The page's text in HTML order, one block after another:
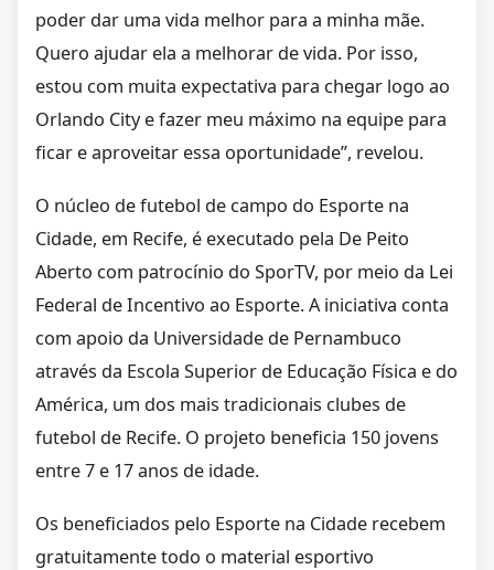
poder dar uma vida melhor para a minha mãe.
Quero ajudar ela a melhorar de vida. Por isso,
estou com muita expectativa para chegar logo ao
Orlando City e fazer meu máximo na equipe para
ficar e aproveitar essa oportunidade”, revelou.
O núcleo de futebol de campo do Esporte na
Cidade, em Recife, é executado pela De Peito
Aberto com patrocínio do SporTV, por meio da Lei
Federal de Incentivo ao Esporte. A iniciativa conta
com apoio da Universidade de Pernambuco
através da Escola Superior de Educação Física e do
América, um dos mais tradicionais clubes de
futebol de Recife. O projeto beneficia 150 jovens
entre 7 e 17 anos de idade.
Os beneficiados pelo Esporte na Cidade recebem
gratuitamente todo o material esportivo